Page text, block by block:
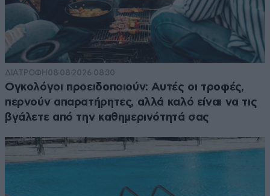
ΔΙΑΤΡΟΦΗ 08·08·2026 08:30
Ογκολόγοι προειδοποιούν: Αυτές οι τροφές,
περνούν απαρατήρητες, αλλά καλό είναι να τις
βγάλετε από την καθημερινότητά σας